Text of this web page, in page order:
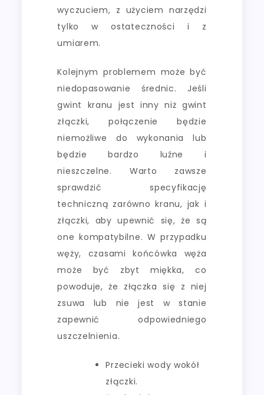
wyczuciem, z użyciem narzędzi
tylko w ostateczności i z
umiarem.
Kolejnym problemem może być
niedopasowanie średnic. Jeśli
gwint kranu jest inny niż gwint
złączki, połączenie będzie
niemożliwe do wykonania lub
będzie bardzo luźne i
nieszczelne. Warto zawsze
sprawdzić specyfikację
techniczną zarówno kranu, jak i
złączki, aby upewnić się, że są
one kompatybilne. W przypadku
węży, czasami końcówka węża
może być zbyt miękka, co
powoduje, że złączka się z niej
zsuwa lub nie jest w stanie
zapewnić odpowiedniego
uszczelnienia.
Przecieki wody wokół
złączki.